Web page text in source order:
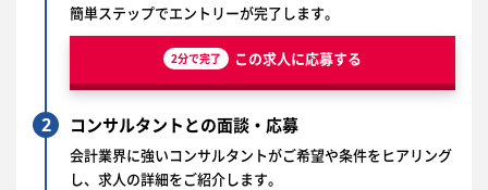
簡単ステップでエントリーが完了します。
2分で完了 この求人に応募する
2 コンサルタントとの面談・応募
会計業界に強いコンサルタントがご希望や条件をヒアリング
し、求人の詳細をご紹介します。